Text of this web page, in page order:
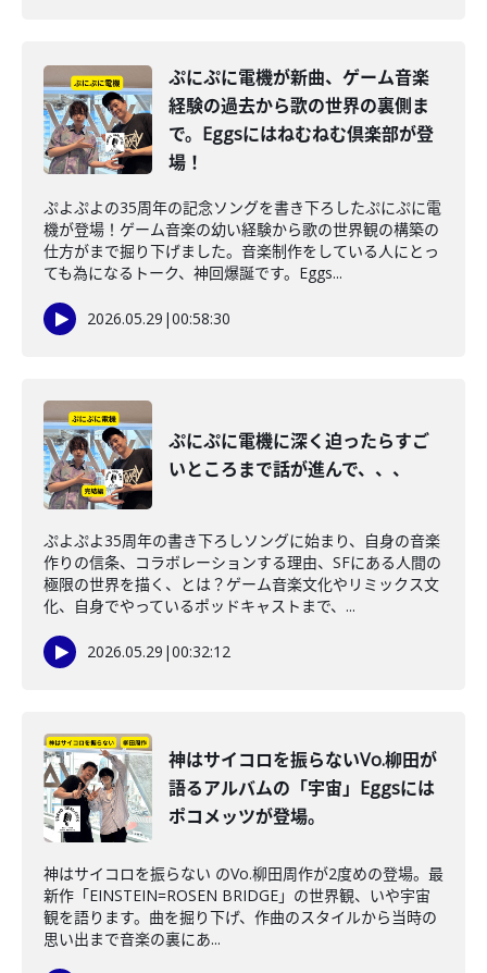
ぷにぷに電機が新曲、ゲーム音楽
経験の過去から歌の世界の裏側ま
で。Eggsにはねむねむ倶楽部が登
場！
ぷよぷよの35周年の記念ソングを書き下ろしたぷにぷに電
機が登場！ゲーム音楽の幼い経験から歌の世界観の構築の
仕方がまで掘り下げました。音楽制作をしている人にとっ
ても為になるトーク、神回爆誕です。Eggs...
2026.05.29 |00:58:30
ぷにぷに電機に深く迫ったらすご
いところまで話が進んで、、、
ぷよぷよ35周年の書き下ろしソングに始まり、自身の音楽
作りの信条、コラボレーションする理由、SFにある人間の
極限の世界を描く、とは？ゲーム音楽文化やリミックス文
化、自身でやっているポッドキャストまで、...
2026.05.29 |00:32:12
神はサイコロを振らないVo.柳田が
語るアルバムの「宇宙」Eggsには
ポコメッツが登場。
神はサイコロを振らない のVo.柳田周作が2度めの登場。最
新作「EINSTEIN=ROSEN BRIDGE」の世界観、いや宇宙
観を語ります。曲を掘り下げ、作曲のスタイルから当時の
思い出まで音楽の裏にあ...